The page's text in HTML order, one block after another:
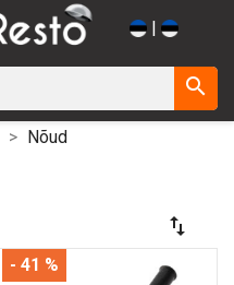
|
search
Nõud
swap_vert
- 41 %